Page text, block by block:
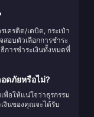
เครดิต/เดบิต, กระเป๋า
สอบตัวเลือกการชำระ
การชำระเงินทั้งหมดที่
ดภัยหรือไม่?
พื่อให้แน่ใจว่าธุรกรรม
งินของคุณจะได้รับ